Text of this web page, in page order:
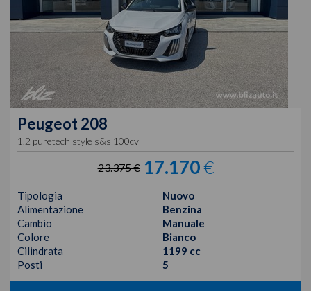
Peugeot 208
1.2 puretech style s&s 100cv
23.375 € 17.170€
Tipologia
Nuovo
Alimentazione
Benzina
Cambio
Manuale
Colore
Bianco
Cilindrata
1199 cc
Posti
5